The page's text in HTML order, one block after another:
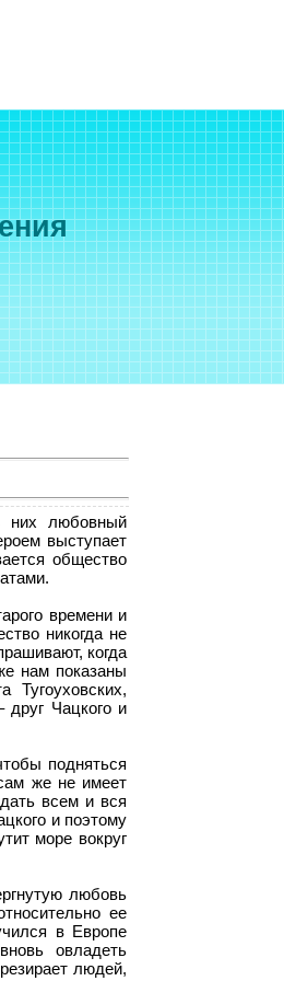
них любовный
выступает
общество
времени и
никогда не
когда
нам показаны
Тугоуховских,
Чацкого и
подняться
же не имеет
всем и вся
и поэтому
море вокруг
любовь
ее
в Европе
овладеть
людей,